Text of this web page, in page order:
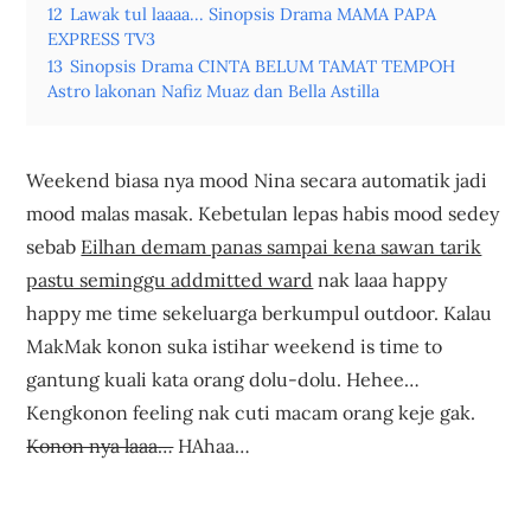
12 Lawak tul laaaa... Sinopsis Drama MAMA PAPA
EXPRESS TV3
13 Sinopsis Drama CINTA BELUM TAMAT TEMPOH
Astro lakonan Nafiz Muaz dan Bella Astilla
Weekend biasa nya mood Nina secara automatik jadi
mood malas masak. Kebetulan lepas habis mood sedey
sebab Eilhan demam panas sampai kena sawan tarik
pastu seminggu addmitted ward nak laaa happy
happy me time sekeluarga berkumpul outdoor. Kalau
MakMak konon suka istihar weekend is time to
gantung kuali kata orang dolu-dolu. Hehee…
Kengkonon feeling nak cuti macam orang keje gak.
Konon nya laaa…HAhaa…